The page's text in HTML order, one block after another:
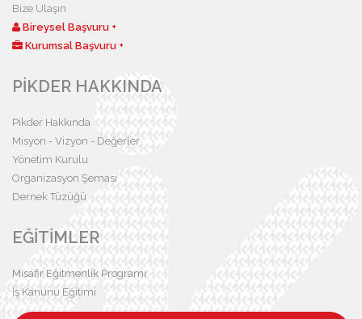
Bize Ulaşın
Bireysel Başvuru +
Kurumsal Başvuru +
PİKDER HAKKINDA
Pikder Hakkında
Misyon - Vizyon - Değerler
Yönetim Kurulu
Organizasyon Şeması
Dernek Tüzüğü
EĞİTİMLER
Misafir Eğitmenlik Programı
İş Kanunu Eğitimi